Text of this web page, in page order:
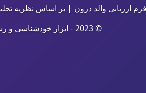
ارزیابی والد درون | بر اساس نظریه
© 2023 - ابزار خودشناسی و رشد شخصی